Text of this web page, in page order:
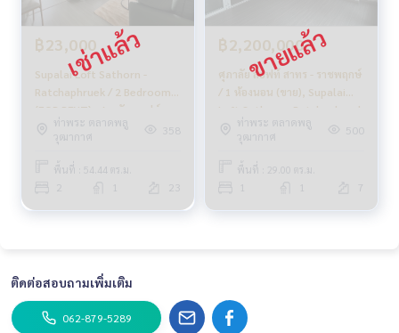
฿23,000
Supalai Loft Sathorn -
Ratchaphruek / 2 Bedrooms
(FOR RENT), ศุภาลัย ลอฟท์
สาทร - ราชพฤกษ์ / 2 ห้องนอน
ท่าพระ ตลาดพลู
วุฒากาศ
358
พื้นที่ : 54.44 ตร.ม.
2 1 23
฿2,200,000
ศุภาลัย ลอฟท์ สาทร - ราชพฤกษ์
/ 1 ห้องนอน (ขาย), Supalai
Loft Sathorn - Ratchaphruek
/ 1 Bedroom (SALE)
ท่าพระ ตลาดพลู
วุฒากาศ
500
พื้นที่ : 29.00 ตร.ม.
1 1 7
ติดต่อสอบถามเพิ่มเติม
062-879-5289